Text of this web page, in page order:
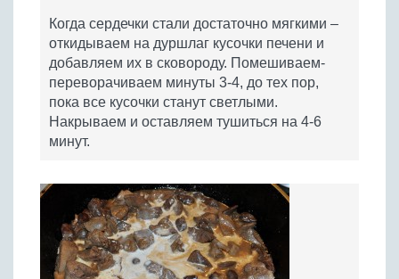
Когда сердечки стали достаточно мягкими –
откидываем на дуршлаг кусочки печени и
добавляем их в сковороду. Помешиваем-
переворачиваем минуты 3-4, до тех пор,
пока все кусочки станут светлыми.
Накрываем и оставляем тушиться на 4-6
минут.